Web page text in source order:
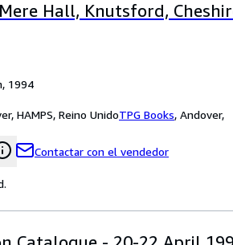
Hall, Knutsford,
1994
HAMPS, Reino UnidoTPG Books, Andover,
Contactar con el vendedor